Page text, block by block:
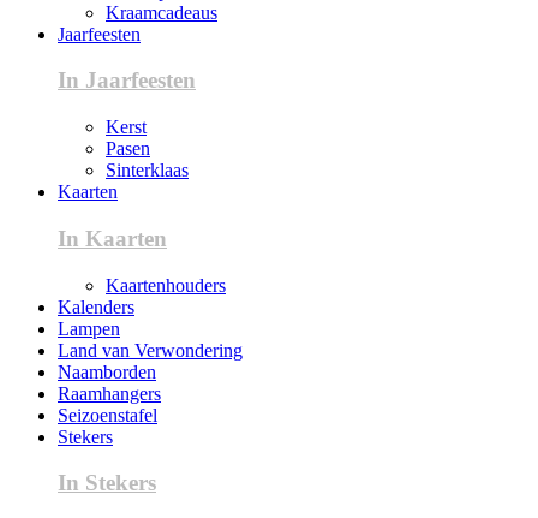
Kraamcadeaus
Jaarfeesten
In Jaarfeesten
Kerst
Pasen
Sinterklaas
Kaarten
In Kaarten
Kaartenhouders
Kalenders
Lampen
Land van Verwondering
Naamborden
Raamhangers
Seizoenstafel
Stekers
In Stekers